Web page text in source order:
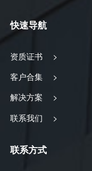
快速导航
资质证书 >
客户合集 >
解决方案 >
联系我们 >
联系方式